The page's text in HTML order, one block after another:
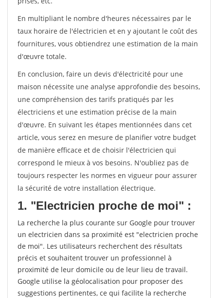
En multipliant le nombre d'heures nécessaires par le
taux horaire de l'électricien et en y ajoutant le coût des
fournitures, vous obtiendrez une estimation de la main
d'œuvre totale.
En conclusion, faire un devis d'électricité pour une
maison nécessite une analyse approfondie des besoins,
une compréhension des tarifs pratiqués par les
électriciens et une estimation précise de la main
d'œuvre. En suivant les étapes mentionnées dans cet
article, vous serez en mesure de planifier votre budget
de manière efficace et de choisir l'électricien qui
correspond le mieux à vos besoins. N'oubliez pas de
toujours respecter les normes en vigueur pour assurer
la sécurité de votre installation électrique.
1. "Electricien proche de moi" :
La recherche la plus courante sur Google pour trouver
un electricien dans sa proximité est "electricien proche
de moi". Les utilisateurs recherchent des résultats
précis et souhaitent trouver un professionnel à
proximité de leur domicile ou de leur lieu de travail.
Google utilise la géolocalisation pour proposer des
suggestions pertinentes, ce qui facilite la recherche